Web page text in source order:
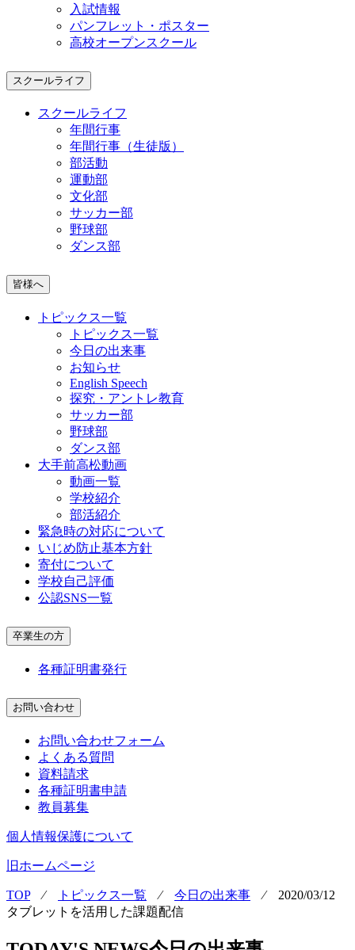
入試情報
パンフレット・ポスター
高校オープンスクール
スクールライフ
スクールライフ
年間行事
年間行事（生徒版）
部活動
運動部
文化部
サッカー部
野球部
ダンス部
皆様へ
トピックス一覧
トピックス一覧
今日の出来事
お知らせ
English Speech
探究・アントレ教育
サッカー部
野球部
ダンス部
大手前高松動画
動画一覧
学校紹介
部活紹介
緊急時の対応について
いじめ防止基本方針
寄付について
学校自己評価
公認SNS一覧
卒業生の方
各種証明書発行
お問い合わせ
お問い合わせフォーム
よくある質問
資料請求
各種証明書申請
教員募集
個人情報保護について
旧ホームページ
TOP⁄ トピックス一覧 ⁄ 今日の出来事 ⁄ 2020/03/12
タブレットを活用した課題配信